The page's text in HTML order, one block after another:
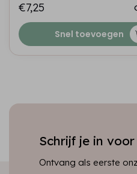
€7,25
Snel toevoegen
Schrijf je in
Ontvang als eerste